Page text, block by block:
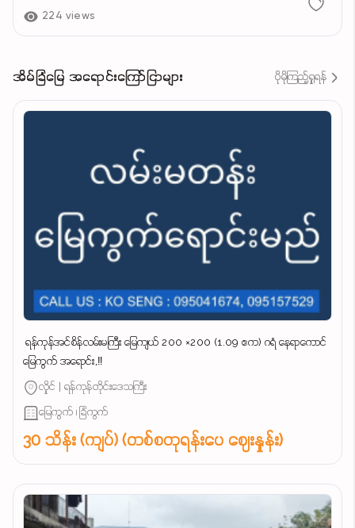
224 views
အိမ်ခြံမြေ အရောင်းကြော်ငြာများ ပိုမိုကြည့်ရှုရန်
‌ ရန်ကုန်အင်စိန်လမ်းမကြီး မြေကျယ် 200 ×200 (1.09 ဧက) ဂရံ နေရာကောင်
မြေကွက် အရောင်း,‼️
လှိုင် | ရန်ကုန်တိုင်းဒေသကြီး
မြေကွက် ၊ ခြံကွက်
30 သိန်း (ကျပ်) (တစ်စတုရန်းပေ ဈေးနှုန်း)